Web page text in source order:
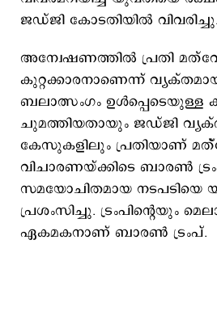
ജഡ്ജി കോടതിയില്‍ വിവരിച്ചു.
അന്വേഷണത്തില്‍ പ്രതി
കുറ്റക്കാരനാണെന്ന്
ബലാത്സംഗം ഉള്‍പ്പെടെയുള്ള
ചുമത്തിയതായും ജഡ്ജി
കേസുകളിലും പ്രതിയാണ്
വിചാരണയ്ക്കിടെ ബാരണ്‍
സമയോചിതമായ നടപടിയെ
പ്രശംസിച്ചു. ട്രംപിന്‍റെയും
ഏകമകനാണ് ബാരണ്‍ ട്രംപ്.